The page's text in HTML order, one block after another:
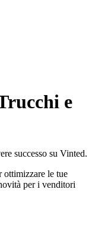
e
successo su Vinted.
ottimizzare le tue
per i venditori